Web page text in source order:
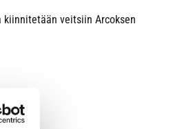
kiinnitetään veitsiin Arcoksen